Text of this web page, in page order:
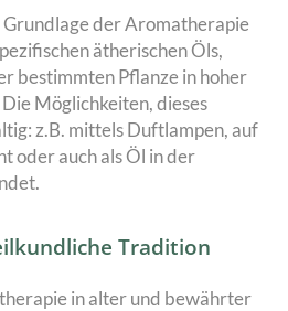
der Aromatherapie
ätherischen Öls,
bestimmten Pflanze in hoher
Möglichkeiten, dieses
z.B. mittels Duftlampen, auf
oder auch als Öl in der
Tradition
in alter und bewährter